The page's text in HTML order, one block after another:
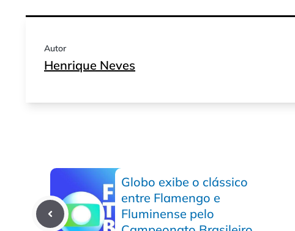
Autor
Henrique Neves
Globo exibe o clássico
entre Flamengo e
Fluminense pelo